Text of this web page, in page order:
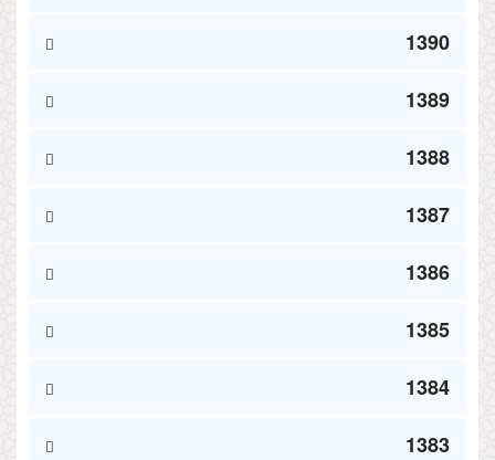
1390
1389
1388
1387
1386
1385
1384
1383